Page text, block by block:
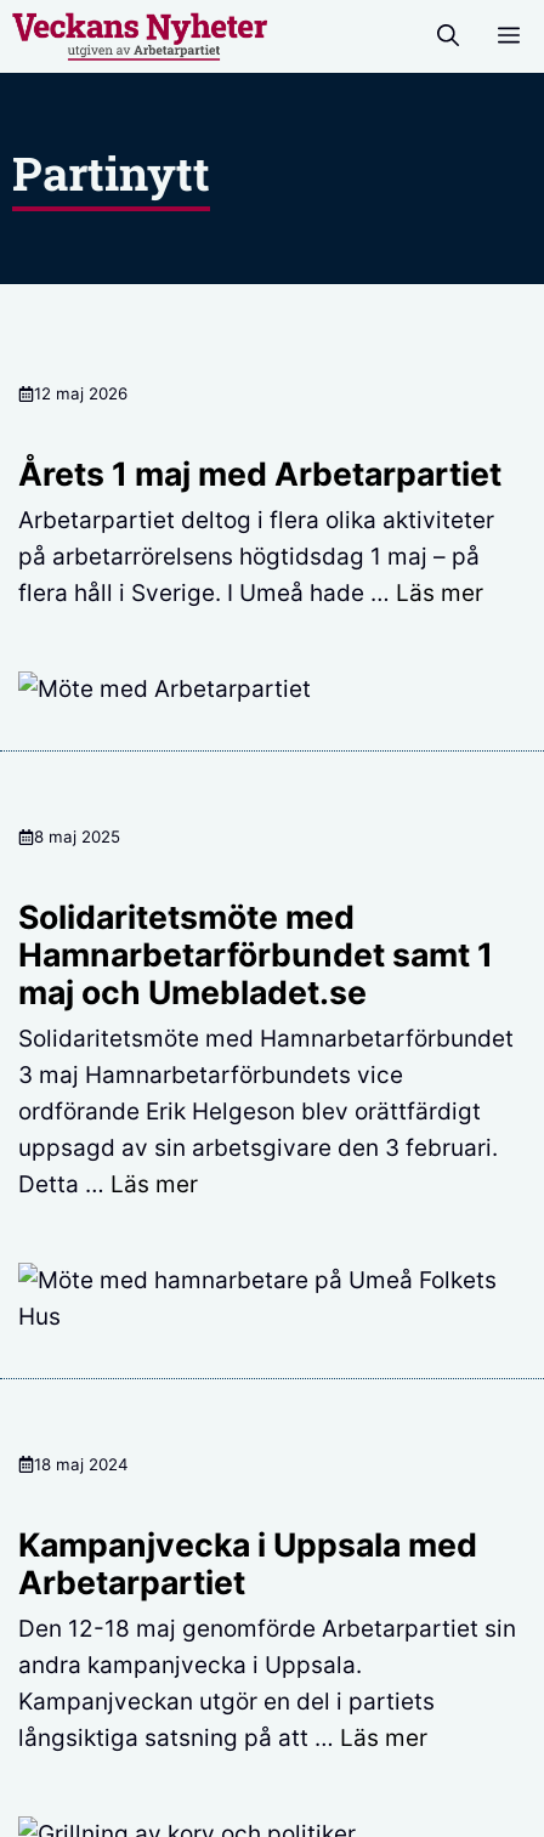
Hoppa
Partinytt
12 maj 2026
Årets 1 maj med Arbetarpartiet
Arbetarpartiet deltog i flera olika aktiviteter
på arbetarrörelsens högtidsdag 1 maj – på
flera håll i Sverige. I Umeå hade … Läs mer
8 maj 2025
Solidaritetsmöte med
Hamnarbetarförbundet samt 1
maj och Umebladet.se
Solidaritetsmöte med Hamnarbetarförbundet
3 maj Hamnarbetarförbundets vice
ordförande Erik Helgeson blev orättfärdigt
uppsagd av sin arbetsgivare den 3 februari.
Detta … Läs mer
18 maj 2024
Kampanjvecka i Uppsala med
Arbetarpartiet
Den 12-18 maj genomförde Arbetarpartiet sin
andra kampanjvecka i Uppsala.
Kampanjveckan utgör en del i partiets
långsiktiga satsning på att … Läs mer